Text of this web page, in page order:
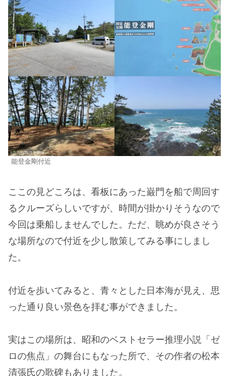
能登金剛付近
ここの見どころは、看板にあった巌門を船で周回す
るクルーズらしいですが、時間が掛かりそうなので
今回は乗船しませんでした。ただ、眺めが良さそう
な場所なので付近を少し散策してみる事にしまし
た。
付近を歩いてみると、青々とした日本海が見え、思
った通り良い景色を拝む事ができました。
実はこの場所は、昭和のベストセラー推理小説「ゼ
ロの焦点」の舞台にもなった所で、その作者の松本
清張氏の歌碑もありました。